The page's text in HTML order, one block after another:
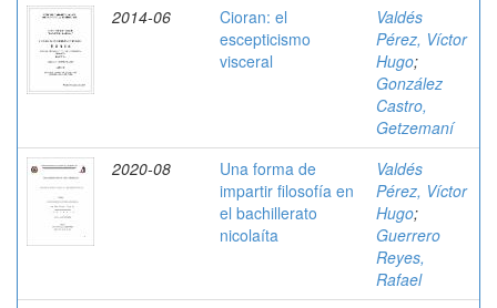
2014-06
Cioran: el
escepticismo
visceral
Valdés
Pérez, Víctor
Hugo;
González
Castro,
Getzemaní
2020-08
Una forma de
impartir filosofía en
el bachillerato
nicolaíta
Valdés
Pérez, Víctor
Hugo;
Guerrero
Reyes,
Rafael